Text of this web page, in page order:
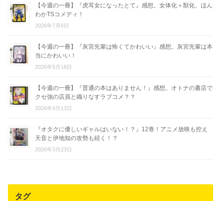
【今週の一冊】『虎耳女になったとて』感想。女体化＋獣化、ほん
わかTSコメディ！
2026年7月6日
【今週の一冊】『灰宮先輩は怖くてかわいい』感想。灰宮先輩は本
当にかわいい！
2026年5月18日
【今週の一冊】『普通の本はありません！』感想。オトナの書店で
クセ強の店員と織りなすラブコメ？？
2026年4月13日
『オタクに優しいギャルはいない！？』12巻！アニメ放映も控え
天音と伊地知の攻勢も続く！？
2026年3月23日
タグ